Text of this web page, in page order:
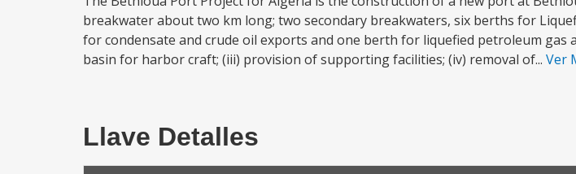
breakwater about two km long; two secondary breakwaters, six berths for
for condensate and crude oil exports and one berth for liquefied petroleum gas
basin for harbor craft; (iii) provision of supporting facilities; (iv) removal of... Ver
Llave Detalles